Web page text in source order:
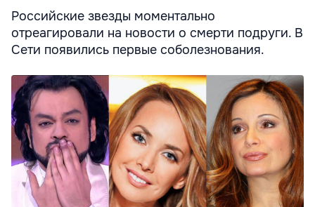
Российские звезды моментально
отреагировали на новости о смерти подруги. В
Сети появились первые соболезнования.